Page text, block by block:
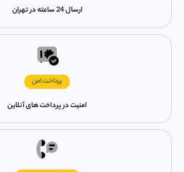
ارسال 24 ساعته در تهران
پرداخت امن
امنیت در پرداخت های آنلاین